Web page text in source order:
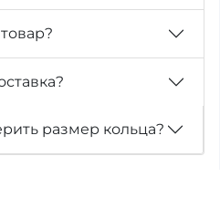
размер кольца?